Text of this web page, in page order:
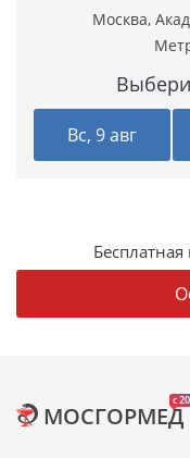
Москва,
Вс, 9 авг
c
МОСГОРМЕД